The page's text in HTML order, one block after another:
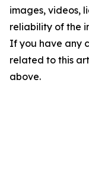
images, videos,
reliability of the
If you have any
related to this
above.